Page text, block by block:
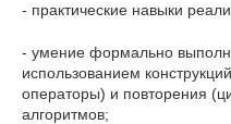
- практические навыки
- умение формально
использованием
операторы) и повторения
алгоритмов;